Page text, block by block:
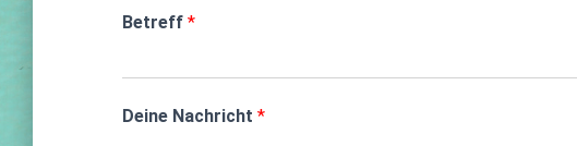
Betreff *
Deine Nachricht *